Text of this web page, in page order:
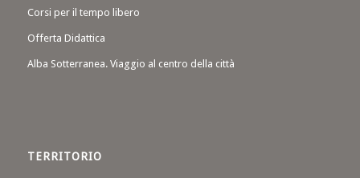
Corsi per il tempo libero
Offerta Didattica
Alba Sotterranea. Viaggio al centro della città
TERRITORIO